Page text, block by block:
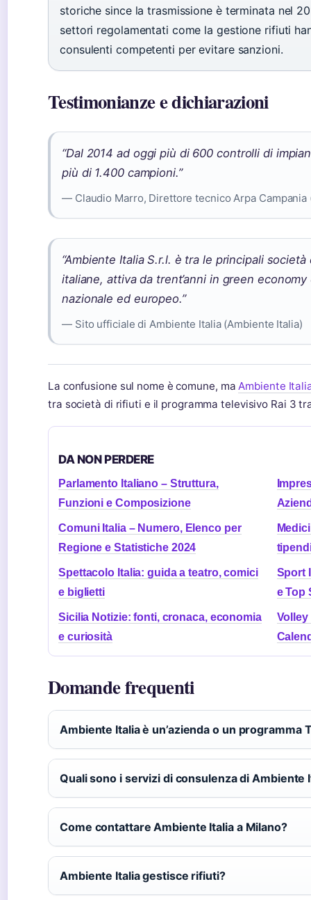
storiche since la trasmissione è terminata nel
settori regolamentati come la gestione rifiuti
consulenti competenti per evitare sanzioni.
Testimonianze e dichiarazioni
“Dal 2014 ad oggi più di 600 controlli di
più di 1.400 campioni.”
— Claudio Marro, Direttore tecnico Arpa Campania
“Ambiente Italia S.r.l. è tra le principali
italiane, attiva da trent’anni in green
nazionale ed europeo.”
— Sito ufficiale di Ambiente Italia (Ambiente Italia)
La confusione sul nome è comune, maAmbiente
tra società di rifiuti e il programma televisivo Rai 3
DA NON PERDERE
Parlamento Italiano – Struttura,
Funzioni e Composizione
Comuni Italia – Numero, Elenco per
Regione e Statistiche 2024
Spettacolo Italia: guida a teatro, comici
e biglietti
Sport
e Top
Sicilia Notizie: fonti, cronaca, economia
e curiosità
Volley
Domande frequenti
Ambiente Italia è un’azienda o un programma
Quali sono i servizi di consulenza di Ambiente
Come contattare Ambiente Italia a Milano?
Ambiente Italia gestisce rifiuti?